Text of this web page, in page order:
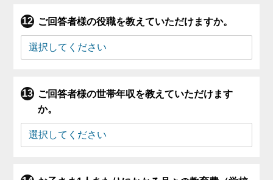
ご回答者様の役職を教えていただけますか。
ご回答者様の世帯年収を教えていただけます
か。